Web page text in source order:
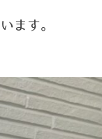
ます。